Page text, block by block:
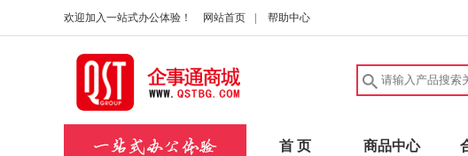
欢迎加入一站式办公体验！ 网站首页 帮助中心
首 页 商品中心